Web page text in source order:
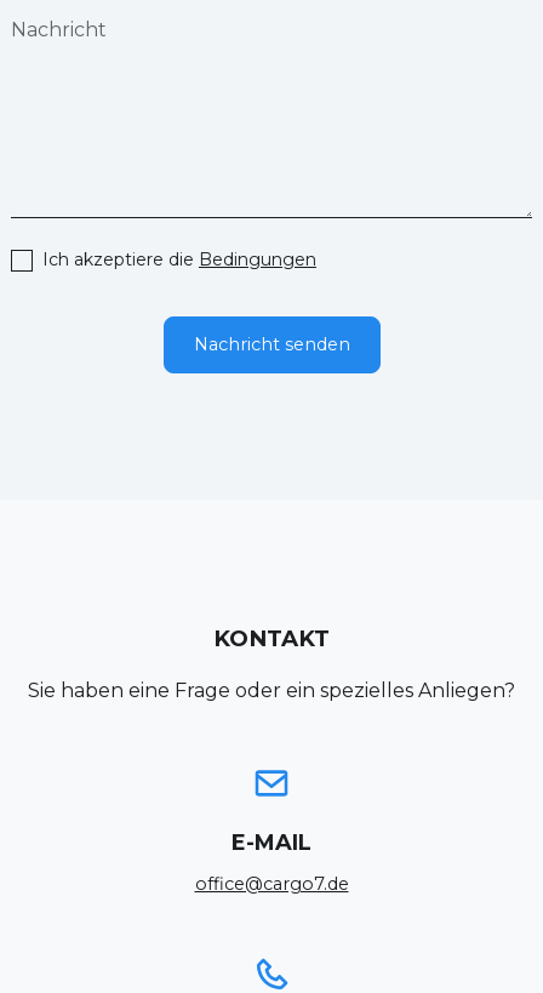
Ich akzeptiere die Bedingungen
KONTAKT
Sie haben eine Frage oder ein spezielles Anliegen?
E-MAIL
office@cargo7.de